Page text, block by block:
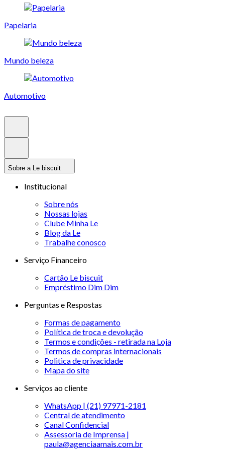
Papelaria
Mundo beleza
Automotivo
Sobre a Le biscuit
Institucional
Sobre nós
Nossas lojas
Clube Minha Le
Blog da Le
Trabalhe conosco
Serviço Financeiro
Cartão Le biscuit
Empréstimo Dim Dim
Perguntas e Respostas
Formas de pagamento
Política de troca e devolução
Termos e condições - retirada na Loja
Termos de compras internacionais
Politica de privacidade
Mapa do site
Serviços ao cliente
WhatsApp | (21) 97971-2181
Central de atendimento
Canal Confidencial
Assessoria de Imprensa |
paula@agenciaamais.com.br